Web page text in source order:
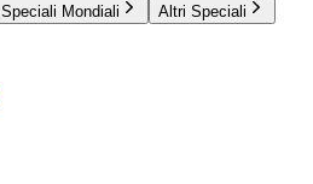
Speciali Mondiali Altri Speciali